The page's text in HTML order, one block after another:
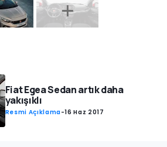
Fiat Egea Sedan artık daha
yakışıklı
Resmi Açıklama-16 Haz 2017